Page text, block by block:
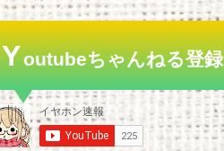
Youtubeちゃんねる登録